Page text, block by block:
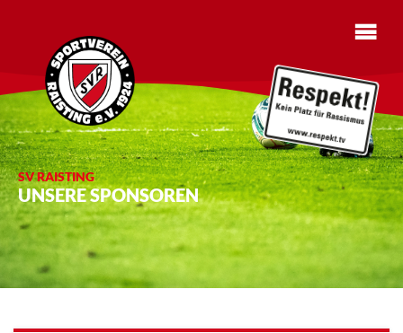
SV RAISTING
UNSERE SPONSOREN